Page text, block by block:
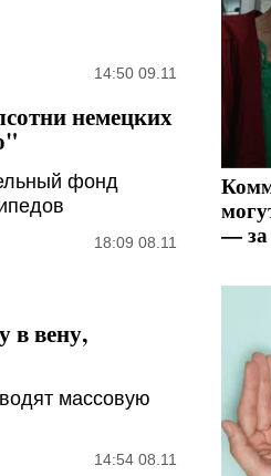
14:50 09.11
немецких
фонд
18:09 08.11
в вену,
массовую
14:54 08.11
— за